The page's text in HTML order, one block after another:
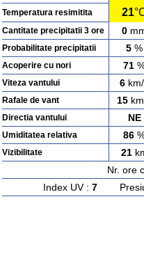
Temperatura resimitita 21
Cantitate precipitatii 3 ore 0
Probabilitate precipitatii 5 %
Acoperire cu nori 71
Viteza vantului 6
Rafale de vant 15
Directia vantului NE
Umiditatea relativa 86
Vizibilitate 21
Nr. ore
Index UV : 7